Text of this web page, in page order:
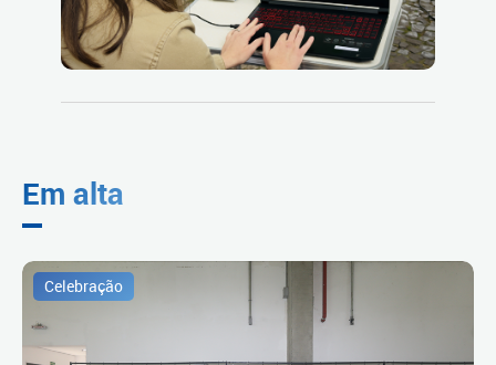
Em alta
Celebração